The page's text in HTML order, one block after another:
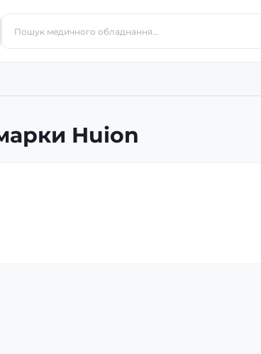
Huion